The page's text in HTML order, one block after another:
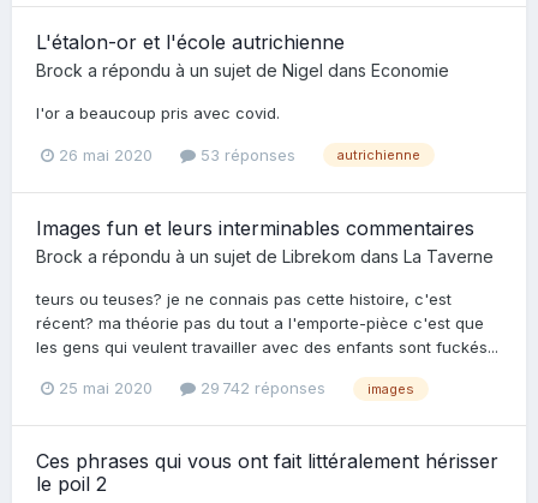
L'étalon-or et l'école autrichienne
Brock a répondu à un sujet de Nigel dans Economie
l'or a beaucoup pris avec covid.
26 mai 2020 53 réponses autrichienne
Images fun et leurs interminables commentaires
Brock a répondu à un sujet de Librekom dans La Taverne
teurs ou teuses? je ne connais pas cette histoire, c'est
récent? ma théorie pas du tout a l'emporte-pièce c'est que
les gens qui veulent travailler avec des enfants sont fuckés...
25 mai 2020 29 742 réponses images
Ces phrases qui vous ont fait littéralement hérisser
le poil 2